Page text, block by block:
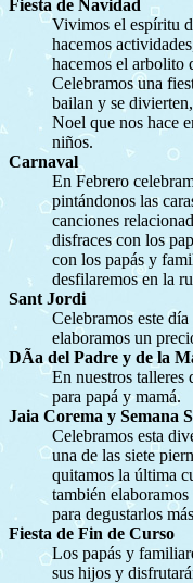
Fiesta de Navidad
Vivimos el espíritu
hacemos
hacemos el arbolito
Celebramos una
bailan y se
Noel que nos hace
niños.
Carnaval
En Febrero
pintándonos las
canciones
disfraces con los
con los papás y
desfilaremos en la
Sant Jordi
Celebramos este
elaboramos un
DÃ­a del Padre y de la
En nuestros talleres
para papá y mamá.
Jaia Corema y Semana
Celebramos esta
una de las siete
quitamos la última
también
para degustarlos
Fiesta de Fin de Curso
Los papás y
sus hijos y